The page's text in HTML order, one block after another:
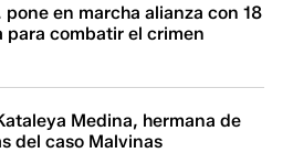
pone en marcha alianza con 18
para combatir el crimen
Medina, hermana de
del caso Malvinas